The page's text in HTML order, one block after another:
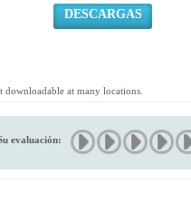
DESCARGAS
at many locations.
evaluación: